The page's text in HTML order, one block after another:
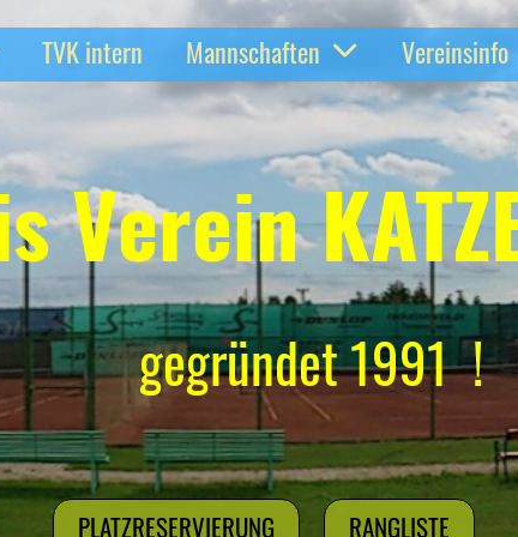
TVK intern Mannschaften Vereinsinfo
Verein
gegründet 1991 !
PLATZRESERVIERUNG RANGLISTE